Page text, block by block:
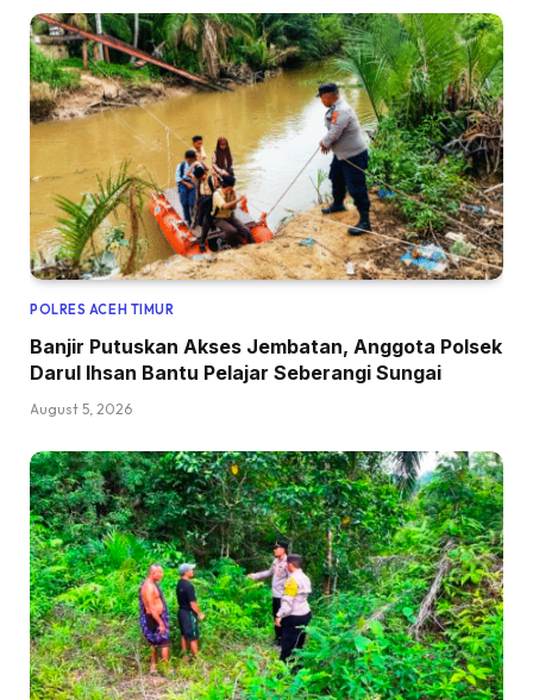
POLRES ACEH TIMUR
Banjir Putuskan Akses Jembatan, Anggota Polsek
Darul Ihsan Bantu Pelajar Seberangi Sungai
August 5, 2026